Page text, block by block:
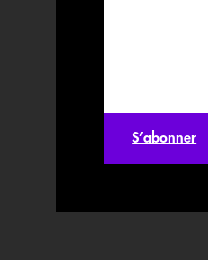
S’abonner